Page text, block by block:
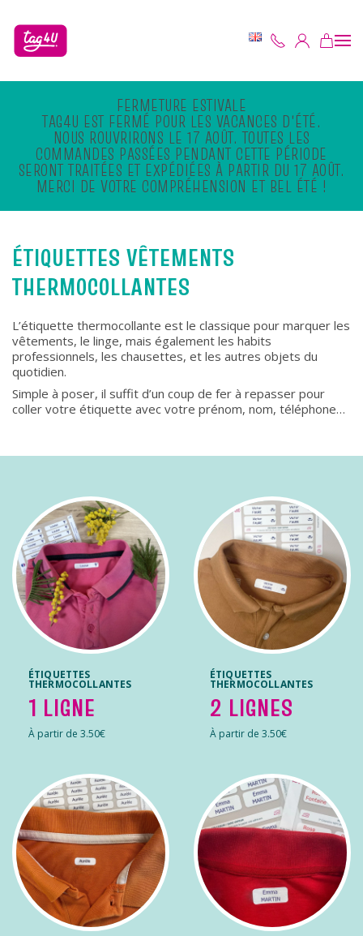
Skip to main content
FERMETURE ESTIVALE
TAG4U EST FERMÉ POUR LES VACANCES D'ÉTÉ.
NOUS ROUVRIRONS LE 17 AOÛT. TOUTES LES
COMMANDES PASSÉES PENDANT CETTE PÉRIODE
SERONT TRAITÉES ET EXPÉDIÉES À PARTIR DU 17 AOÛT.
MERCI DE VOTRE COMPRÉHENSION ET BEL ÉTÉ !
ÉTIQUETTES VÊTEMENTS
THERMOCOLLANTES
L’étiquette thermocollante est le classique pour marquer les
vêtements, le linge, mais également les habits
professionnels, les chausettes, et les autres objets du
quotidien.
Simple à poser, il suffit d’un coup de fer à repasser pour
coller votre étiquette avec votre prénom, nom, téléphone…
ÉTIQUETTES
THERMOCOLLANTES
1 LIGNE
À partir de 3.50€
ÉTIQUETTES
THERMOCOLLANTES
2 LIGNES
À partir de 3.50€